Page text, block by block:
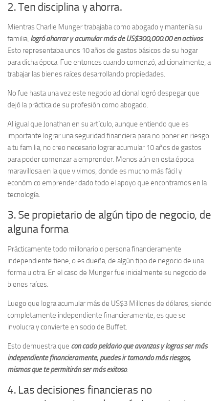
2. Ten disciplina y ahorra.
Mientras Charlie Munger trabajaba como abogado y mantenía su
familia, logró ahorrar y acumular más de US$300,000.00 en activos.
Esto representaba unos 10 años de gastos básicos de su hogar
para dicha época. Fue entonces cuando comenzó, adicionalmente, a
trabajar las bienes raíces desarrollando propiedades.
No fue hasta una vez este negocio adicional logró despegar que
dejó la práctica de su profesión como abogado.
Al igual que Jonathan en su artículo, aunque entiendo que es
importante lograr una seguridad financiera para no poner en riesgo
a tu familia, no creo necesario lograr acumular 10 años de gastos
para poder comenzar a emprender. Menos aún en esta época
maravillosa en la que vivimos, donde es mucho más fácil y
económico emprender dado todo el apoyo que encontramos en la
tecnología.
3. Se propietario de algún tipo de negocio, de
alguna forma
Prácticamente todo millonario o persona financieramente
independiente tiene, o es dueña, de algún tipo de negocio de una
forma u otra. En el caso de Munger fue inicialmente su negocio de
bienes raíces.
Luego que logra acumular más de US$3 Millones de dólares, siendo
completamente independiente financieramente, es que se
involucra y convierte en socio de Buffet.
Esto demuestra que con cada peldaño que avanzas y logras ser más
independiente financieramente, puedes ir tomando más riesgos,
mismos que te permitirán ser más exitoso.
4. Las decisiones financieras no